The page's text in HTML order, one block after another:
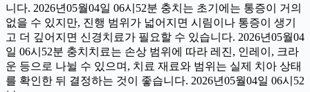
니다. 2026년05월04일 06시52분 충치는 초기에는 통증이 거의
없을 수 있지만, 진행 범위가 넓어지면 시림이나 통증이 생기
고 더 깊어지면 신경치료가 필요할 수 있습니다. 2026년05월04
일 06시52분 충치치료는 손상 범위에 따라 레진, 인레이, 크라
운 등으로 나뉠 수 있으며, 치료 재료와 범위는 실제 치아 상태
를 확인한 뒤 결정하는 것이 좋습니다. 2026년05월04일 06시52